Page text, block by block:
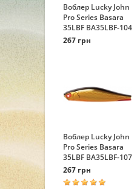
Воблер Lucky John
Pro Series Basara
35LBF BA35LBF-104
267 грн
Воблер Lucky John
Pro Series Basara
35LBF BA35LBF-107
267 грн